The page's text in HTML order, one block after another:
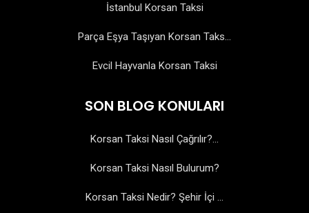
İstanbul Korsan Taksi
Parça Eşya Taşıyan Korsan Taks...
Evcil Hayvanla Korsan Taksi
SON BLOG KONULARI
Korsan Taksi Nasıl Çağrılır?...
Korsan Taksi Nasıl Bulurum?
Korsan Taksi Nedir? Şehir İçi ...